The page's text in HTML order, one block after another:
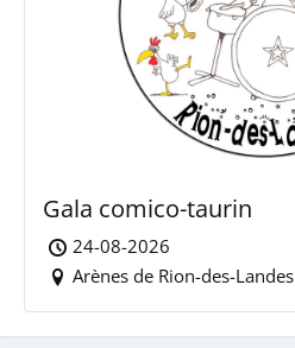
Gala comico-taurin
24-08-2026
Arènes de Rion-des-Landes